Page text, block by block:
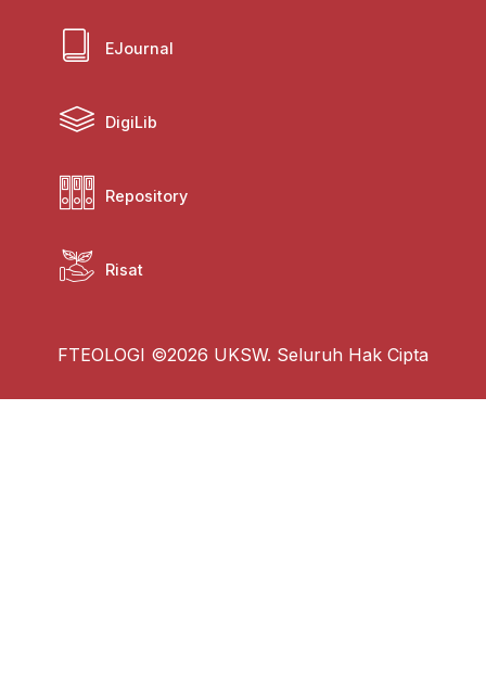
EJournal
DigiLib
Repository
Risat
FTEOLOGI ©2026 UKSW. Seluruh Hak Cipta